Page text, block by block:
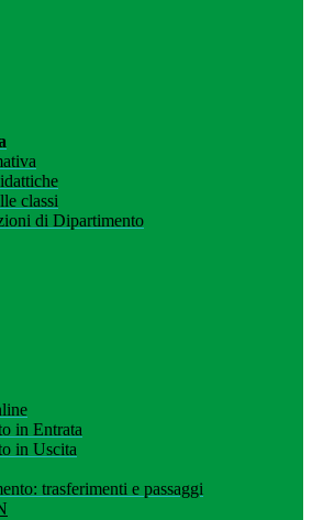
classi
di Dipartimento
in Entrata
in Uscita
trasferimenti e passaggi